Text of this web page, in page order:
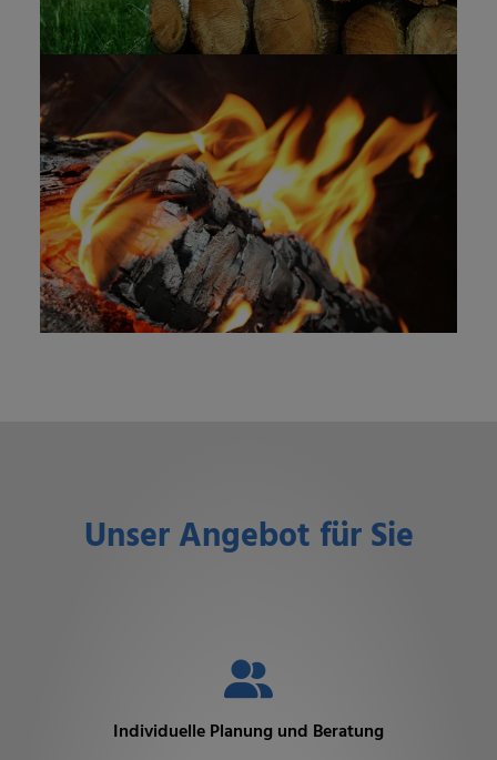
Unser Angebot für Sie
Individuelle Planung und Beratung